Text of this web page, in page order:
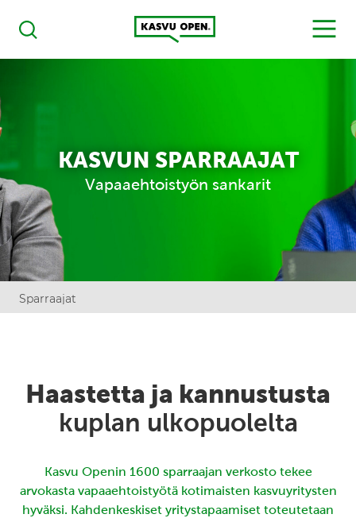
Haku
Kasvu Open
MENU
KASVUN SPARRAAJAT
Vapaaehtoistyön sankarit
Sparraajat
Haastetta ja kannustusta
kuplan ulkopuolelta
Kasvu Openin 1600 sparraajan verkosto tekee
arvokasta vapaaehtoistyötä kotimaisten kasvuyritysten
hyväksi. Kahdenkeskiset yritystapaamiset toteutetaan